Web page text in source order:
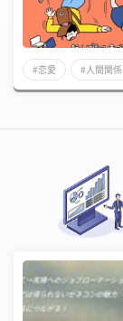
#恋愛 #人間関係